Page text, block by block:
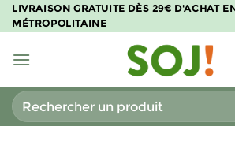
Passer
au
LIVRAISON GRATUITE DÈS 29€ D'ACHAT
MÉTROPOLITAINE
Recherche
pour :